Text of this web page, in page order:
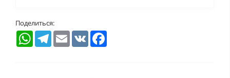
Поделиться:
WhatsAppTelegramEmail VK